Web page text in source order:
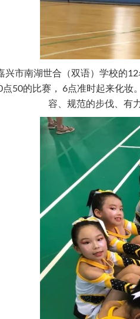
兴市南湖世合（双语）学校的
点50的比赛， 6点准时起来化
容、规范的步伐、有